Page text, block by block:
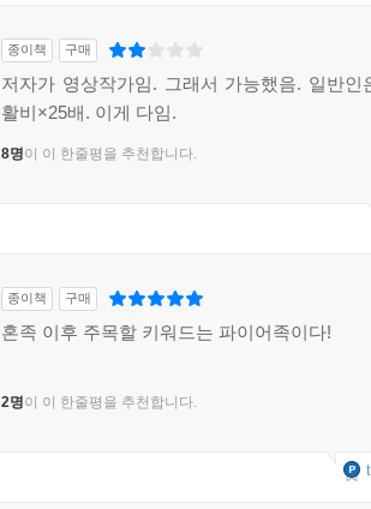
종이책 구매
저자가 영상작가임. 그래서 가능했음. 일반인
활비×25배. 이게 다임.
8명이 이 한줄평을 추천합니다.
종이책 구매
혼족 이후 주목할 키워드는 파이어족이다!
2명이 이 한줄평을 추천합니다.